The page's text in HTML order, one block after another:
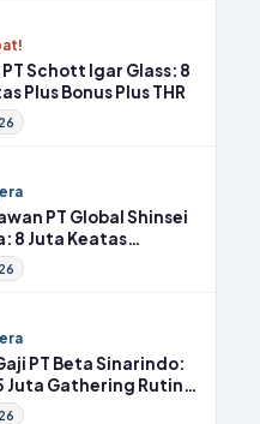
Schott Igar Glass: 8
Plus Bonus Plus THR
PT Global Shinsei
8 Juta Keatas
Komplit Uang
PT Beta Sinarindo:
Juta Gathering Rutin